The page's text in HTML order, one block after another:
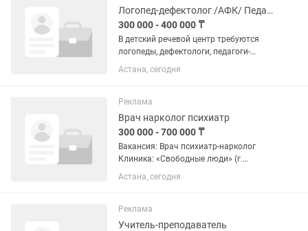
Логопед-дефектолог /АФК/ Педагог-психолог
300 000 - 400 000 ₸
В детский речевой центр требуются
логопеды, дефектологи, педагоги-
психологи, АФК-инструкторы. Мы
создаем профессиональную и теплую
реальный результат своей работы —...
Астана, сегодня
Реклама
Врач нарколог психиатр
300 000 - 700 000 ₸
Вакансия: Врач психиатр-нарколог
Клиника: «Свободные люди» (г.
Астана) Формат работы: Полный день
/ Гибкий график «Свободные люди» —
Астане. Мы работаем со взрослыми...
Астана, сегодня
Реклама
Учитель-преподаватель